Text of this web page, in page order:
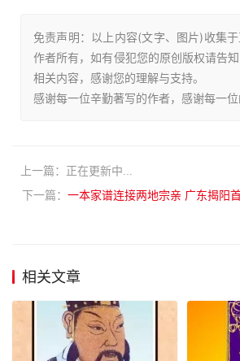
免责声明：以上内容(文字、图片)收集
作者所有，如有侵犯您的原创版权请告
相关内容，感谢您的理解与支持。
感谢每一位辛勤著写的作者，感谢每一位
上一篇：正在更新中...
下一篇： 一本家谱连接两地宗亲 广东揭阳
相关文章